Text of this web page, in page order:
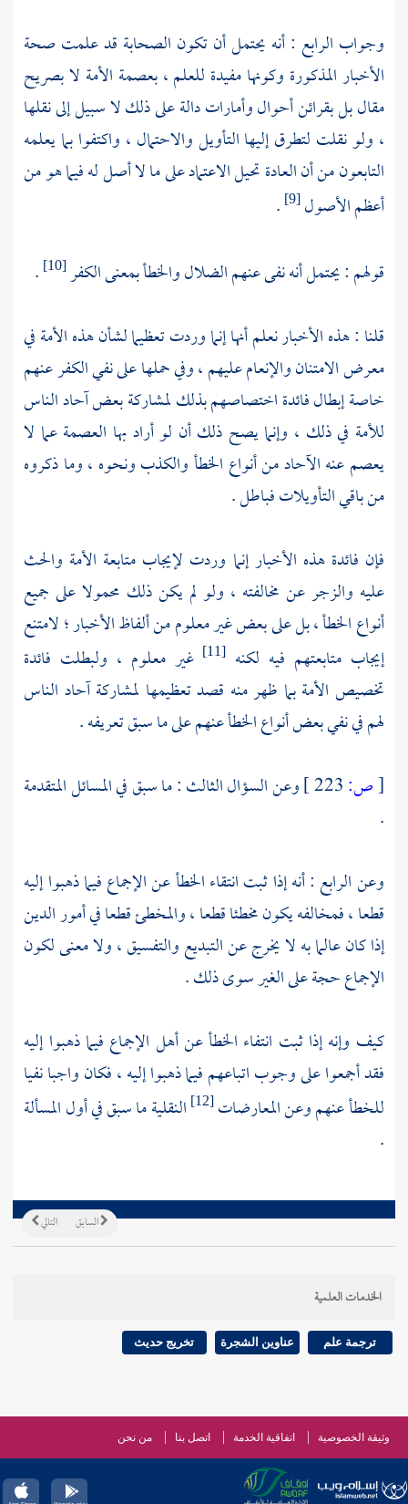
وجواب الرابع : أنه يحتمل أن تكون الصحابة قد علمت صحة
الأخبار المذكورة وكونها مفيدة للعلم ، بعصمة الأمة لا بصريح
مقال بل بقرائن أحوال وأمارات دالة على ذلك لا سبيل إلى نقلها
، ولو نقلت لتطرق إليها التأويل والاحتمال ، واكتفوا بما يعلمه
التابعون من أن العادة تحيل الاعتماد على ما لا أصل له فيما هو من
أعظم الأصول[9]
.
قولهم : يحتمل أنه نفى عنهم الضلال والخطأ بمعنى الكفر[10]
.
قلنا : هذه الأخبار نعلم أنها إنما وردت تعظيما لشأن هذه الأمة في
معرض الامتنان والإنعام عليهم ، وفي حملها على نفي الكفر عنهم
خاصة إبطال فائدة اختصاصهم بذلك لمشاركة بعض آحاد الناس
للأمة في ذلك ، وإنما يصح ذلك أن لو أراد بها العصمة عما لا
يعصم عنه الآحاد من أنواع الخطأ والكذب ونحوه ، وما ذكروه
من باقي التأويلات فباطل .
فإن فائدة هذه الأخبار إنما وردت لإيجاب متابعة الأمة والحث
عليه والزجر عن مخالفته ، ولو لم يكن ذلك محمولا على جميع
أنواع الخطأ ، بل على بعض غير معلوم من ألفاظ الأخبار ؛ لامتنع
إيجاب متابعتهم فيه لكنه
[11]
غير معلوم ، ولبطلت فائدة
تخصيص الأمة بما ظهر منه قصد تعظيمها لمشاركة آحاد الناس
لهم في نفي بعض أنواع الخطأ عنهم على ما سبق تعريفه .
[ص:
وعن السؤال الثالث : ما سبق في المسائل المتقدمة
.
وعن الرابع : أنه إذا ثبت انتقاء الخطأ عن الإجماع فيما ذهبوا إليه
قطعا ، فمخالفه يكون مخطئا قطعا ، والمخطئ قطعا في أمور الدين
إذا كان عالما به لا يخرج عن التبديع والتفسيق ، ولا معنى لكون
الإجماع حجة على الغير سوى ذلك .
كيف وإنه إذا ثبت انتفاء الخطأ عن أهل الإجماع فيما ذهبوا إليه
فقد أجمعوا على وجوب اتباعهم فيما ذهبوا إليه ، فكان واجبا نفيا
للخطأ عنهم وعن المعارضات[12]
النقلية ما سبق في أول المسألة
.
التالي السابق
الخدمات العلمية
ترجمة علم عناوين الشجرة تخريج حديث
وثيقة الخصوصية اتفاقية الخدمة اتصل بنا من نحن